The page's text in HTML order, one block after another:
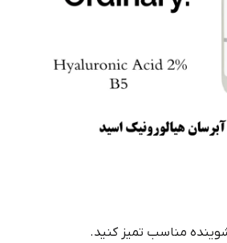
مناسب تمیز کنید.